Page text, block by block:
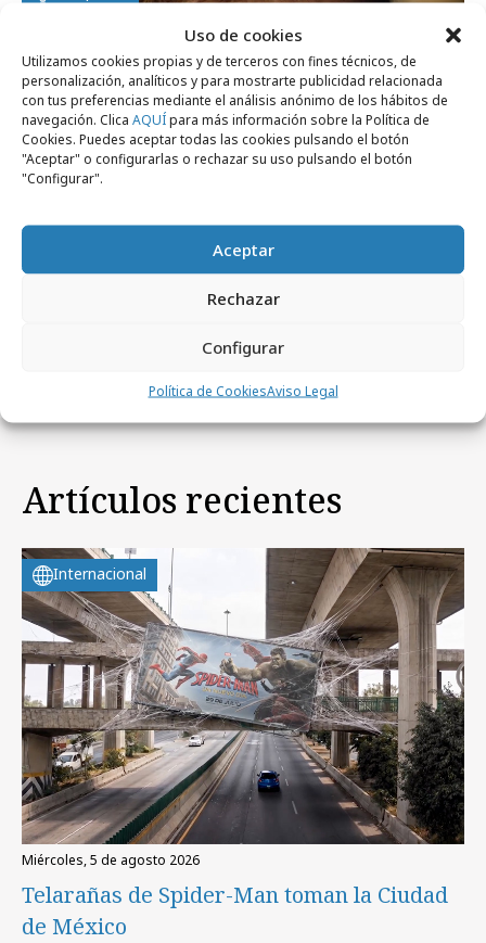
Uso de cookies
Utilizamos cookies propias y de terceros con fines técnicos, de
personalización, analíticos y para mostrarte publicidad relacionada
con tus preferencias mediante el análisis anónimo de los hábitos de
navegación. Clica AQUÍpara más información sobre la Política de
Cookies. Puedes aceptar todas las cookies pulsando el botón
"Aceptar" o configurarlas o rechazar su uso pulsando el botón
"Configurar".
Aceptar
Rechazar
Configurar
Política de CookiesAviso Legal
navideño de John Lewis
Artículos recientes
Internacional
miércoles, 5 de agosto 2026
Telarañas de Spider-Man toman la Ciudad
de México